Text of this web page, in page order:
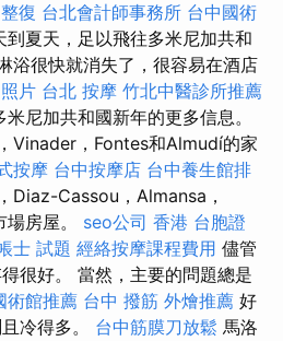
復 台北會計師事務所 台中國術
到夏天，足以飛往多米尼加共和
浴很快就消失了，很容易在酒店
片 台北 按摩 竹北中醫診所推薦
米尼加共和國新年的更多信息。
Vinader，Fontes和Almudí的家
按摩 台中按摩店 台中養生館排
Diaz-Cassou，Almansa，
房屋。 seo公司 香港 台胞證
士 試題 經絡按摩課程費用 儘管
很好。 當然，主要的問題總是
術館推薦 台中 撥筋 外燴推薦 好
冷得多。 台中筋膜刀放鬆 馬洛